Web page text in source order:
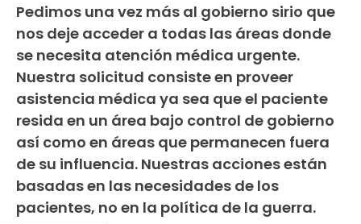
Pedimos una vez más al gobierno sirio que
nos deje acceder a todas las áreas donde
se necesita atención médica urgente.
Nuestra solicitud consiste en proveer
asistencia médica ya sea que el paciente
resida en un área bajo control de gobierno
así como en áreas que permanecen fuera
de su influencia. Nuestras acciones están
basadas en las necesidades de los
pacientes, no en la política de la guerra.